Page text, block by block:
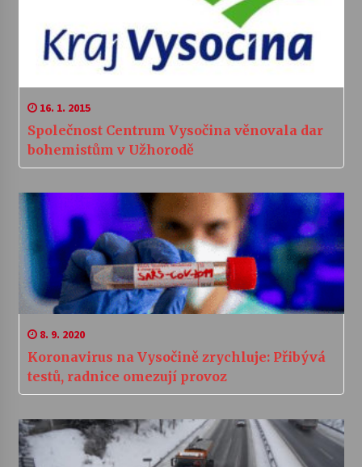
16. 1. 2015
Společnost Centrum Vysočina věnovala dar
bohemistům v Užhorodě
8. 9. 2020
Koronavirus na Vysočině zrychluje: Přibývá
testů, radnice omezují provoz